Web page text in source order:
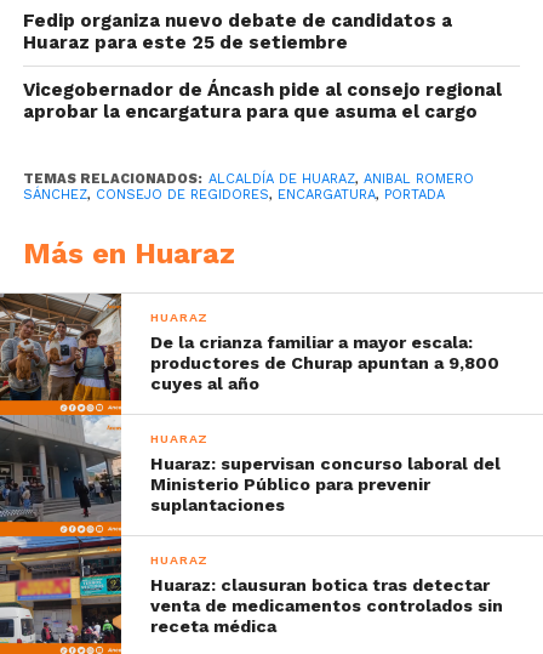
Fedip organiza nuevo debate de candidatos a
Huaraz para este 25 de setiembre
Vicegobernador de Áncash pide al consejo regional
aprobar la encargatura para que asuma el cargo
TEMAS RELACIONADOS: ALCALDÍA DE HUARAZ, ANIBAL ROMERO
SÁNCHEZ, CONSEJO DE REGIDORES, ENCARGATURA, PORTADA
Más en Huaraz
HUARAZ
De la crianza familiar a mayor escala:
productores de Churap apuntan a 9,800
cuyes al año
HUARAZ
Huaraz: supervisan concurso laboral del
Ministerio Público para prevenir
suplantaciones
HUARAZ
Huaraz: clausuran botica tras detectar
venta de medicamentos controlados sin
receta médica